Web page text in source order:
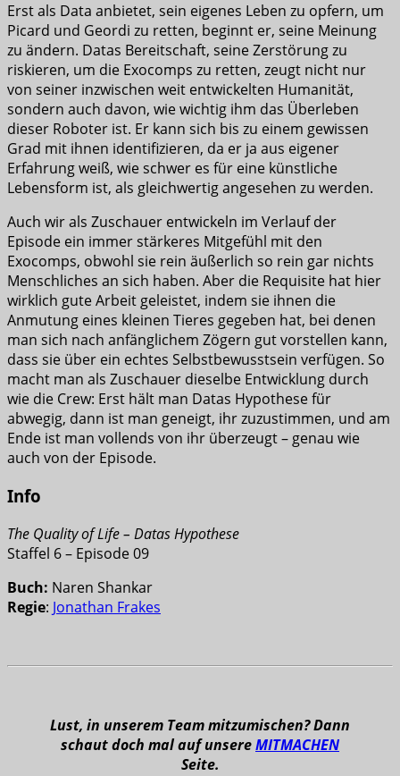
Erst als Data anbietet, sein eigenes Leben zu opfern, um
Picard und Geordi zu retten, beginnt er, seine Meinung
zu ändern. Datas Bereitschaft, seine Zerstörung zu
riskieren, um die Exocomps zu retten, zeugt nicht nur
von seiner inzwischen weit entwickelten Humanität,
sondern auch davon, wie wichtig ihm das Überleben
dieser Roboter ist. Er kann sich bis zu einem gewissen
Grad mit ihnen identifizieren, da er ja aus eigener
Erfahrung weiß, wie schwer es für eine künstliche
Lebensform ist, als gleichwertig angesehen zu werden.
Auch wir als Zuschauer entwickeln im Verlauf der
Episode ein immer stärkeres Mitgefühl mit den
Exocomps, obwohl sie rein äußerlich so rein gar nichts
Menschliches an sich haben. Aber die Requisite hat hier
wirklich gute Arbeit geleistet, indem sie ihnen die
Anmutung eines kleinen Tieres gegeben hat, bei denen
man sich nach anfänglichem Zögern gut vorstellen kann,
dass sie über ein echtes Selbstbewusstsein verfügen. So
macht man als Zuschauer dieselbe Entwicklung durch
wie die Crew: Erst hält man Datas Hypothese für
abwegig, dann ist man geneigt, ihr zuzustimmen, und am
Ende ist man vollends von ihr überzeugt – genau wie
auch von der Episode.
Info
The Quality of Life – Datas Hypothese
Staffel 6 – Episode 09
Buch: Naren Shankar
Regie: Jonathan Frakes
Lust, in unserem Team mitzumischen? Dann
schaut doch mal auf unsereMITMACHEN
Seite.